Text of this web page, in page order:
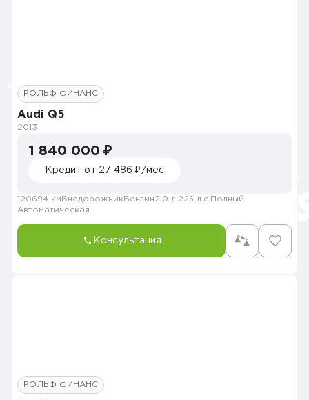
РОЛЬФ ФИНАНС
Audi Q5
2013
1 840 000 ₽
Кредит от 27 486 ₽/мес
120694 км Внедорожник Бензин2.0 л. 225 л.с. Полный
Автоматическая
Консультация
РОЛЬФ ФИНАНС